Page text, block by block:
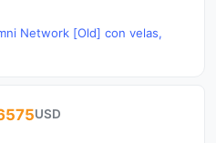
Network [Old] con velas,
USD